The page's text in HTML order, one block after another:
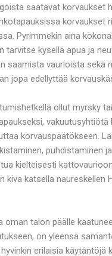
saatavat korvaukset
korvaukset
Pyrimmekin aina
kysellä apua ja
saamista vaurioista sekä
jopa edellyttää
ollut myrsky
korvauspäätökseen.
puhdistaminen
kielteisesti
katsella
talon päälle
on yleensä
erilaisia